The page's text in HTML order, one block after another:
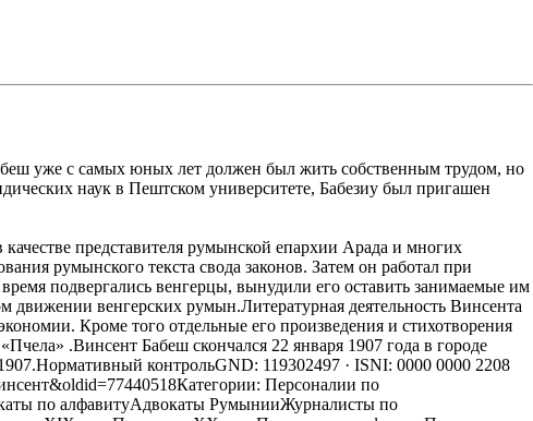
уже с самых юных лет должен был жить собственным трудом, но
наук в Пештском университете, Бабезиу был пригашен
представителя румынской епархии Арада и многих
румынского текста свода законов. Затем он работал при
подвергались венгерцы, вынудили его оставить занимаемые им
движении венгерских румын.Литературная деятельность Винсента
Кроме того отдельные его произведения и стихотворения
.Винсент Бабеш скончался 22 января 1907 года в городе
контрольGND: 119302497 · ISNI: 0000 0000 2208
Персоналии по
по алфавитуАдвокаты РумынииЖурналисты по